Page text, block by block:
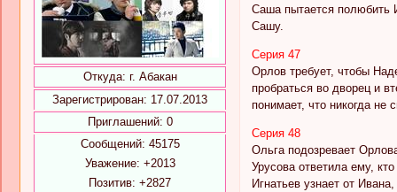
Откуда: г. Абакан
Зарегистрирован: 17.07.2013
Приглашений: 0
Сообщений: 45175
Уважение: +2013
Позитив: +2827
Саша пытается полюбить
Сашу.
Серия 47
Орлов требует, чтобы
пробраться во дворец и
понимает, что никогда
Серия 48
Ольга подозревает
Урусова ответила ему,
Игнатьев узнает от